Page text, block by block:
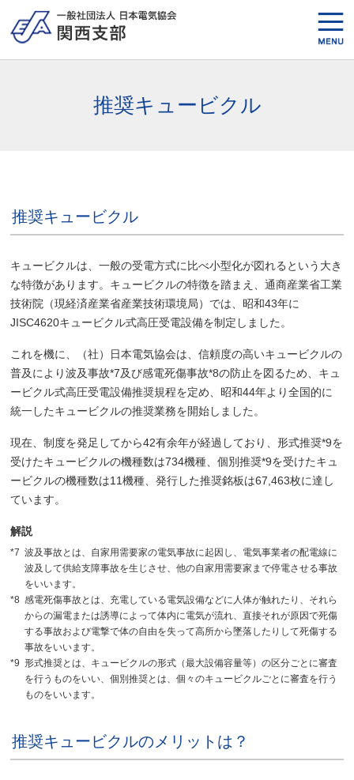
推奨キュービクル
推奨キュービクル
キュービクルは、一般の受電方式に比べ小型化が図れるという大き
な特徴があります。キュービクルの特徴を踏まえ、通商産業省工業
技術院（現経済産業省産業技術環境局）では、昭和43年に
JISC4620キュービクル式高圧受電設備を制定しました。
これを機に、（社）日本電気協会は、信頼度の高いキュービクルの
普及により波及事故*7及び感電死傷事故*8の防止を図るため、キュ
ービクル式高圧受電設備推奨規程を定め、昭和44年より全国的に
統一したキュービクルの推奨業務を開始しました。
現在、制度を発足してから42有余年が経過しており、形式推奨*9を
受けたキュービクルの機種数は734機種、個別推奨*9を受けたキュ
ービクルの機種数は11機種、発行した推奨銘板は67,463枚に達し
ています。
解説
*7 波及事故とは、自家用需要家の電気事故に起因し、電気事業者の配電線に
波及して供給支障事故を生じさせ、他の自家用需要家まで停電させる事故
をいいます。
*8 感電死傷事故とは、充電している電気設備などに人体が触れたり、それら
からの漏電または誘導によって体内に電気が流れ、直接それが原因で死傷
する事故および電撃で体の自由を失って高所から墜落したりして死傷する
事故をいいます。
*9 形式推奨とは、キュービクルの形式（最大設備容量等）の区分ごとに審査
を行うものをいい、個別推奨とは、個々のキュービクルごとに審査を行う
ものをいいます。
推奨キュービクルのメリットは？